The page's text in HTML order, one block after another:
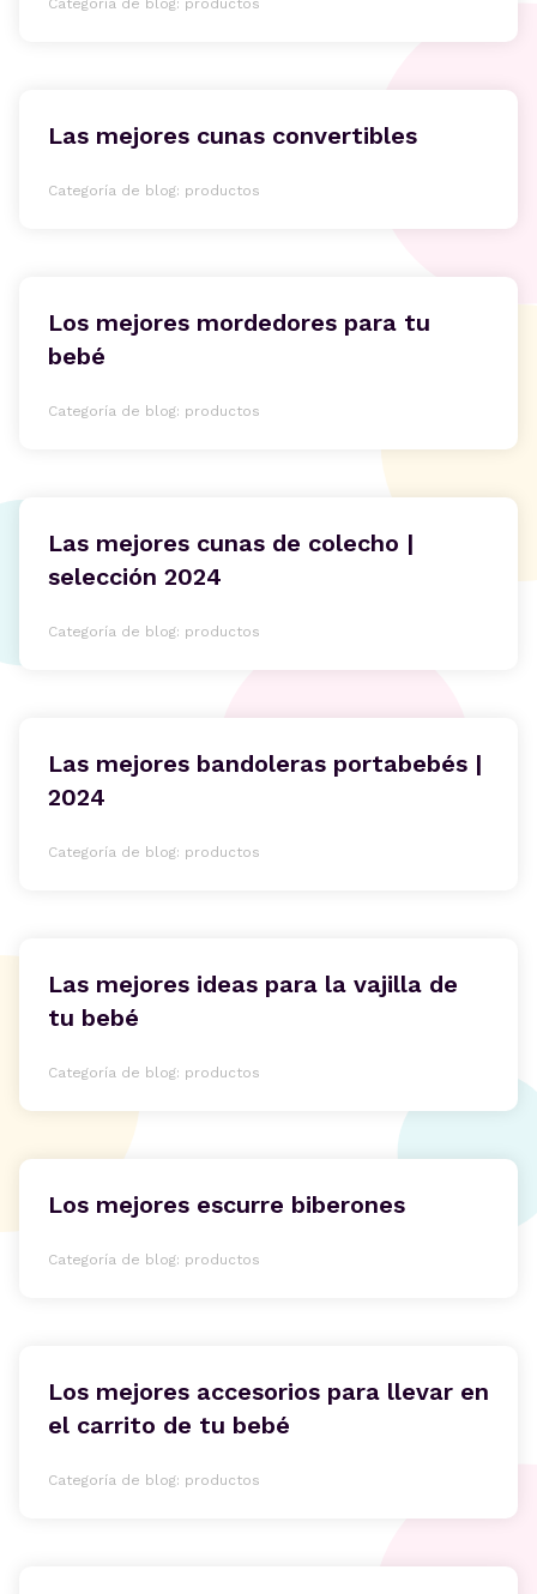
Las mejores cunas convertibles
Categoría de blog: productos
Los mejores mordedores para tu
bebé
Categoría de blog: productos
Las mejores cunas de colecho |
selección 2024
Categoría de blog: productos
Las mejores bandoleras portabebés |
2024
Categoría de blog: productos
Las mejores ideas para la vajilla de
tu bebé
Categoría de blog: productos
Los mejores escurre biberones
Categoría de blog: productos
Los mejores accesorios para llevar en
el carrito de tu bebé
Categoría de blog: productos